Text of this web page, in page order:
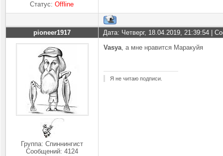
Статус:Offline
pioneer1917 Дата: Четверг, 18.04.2019, 21:39:54 |
Группа: Спиннингист
Сообщений: 4124
Vasya, а мне нравится Маракуйя
Я не читаю подписи.